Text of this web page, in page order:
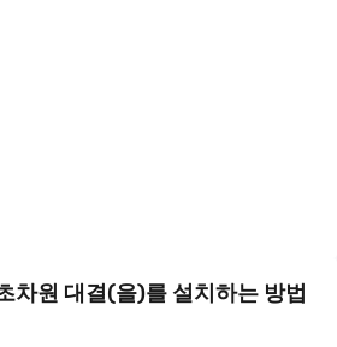
차원 대결(을)를 설치하는 방법